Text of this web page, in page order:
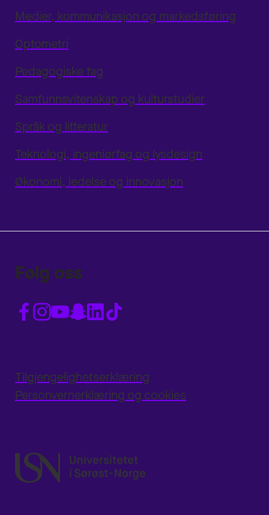
Medier, kommunikasjon og markedsføring
Optometri
Pedagogiske fag
Samfunnsvitenskap og kulturstudier
Språk og litteratur
Teknologi, ingeniørfag og lysdesign
Økonomi, ledelse og innovasjon
Følg oss
Tilgjengelighetserklæring
Personvernerklæring og cookies